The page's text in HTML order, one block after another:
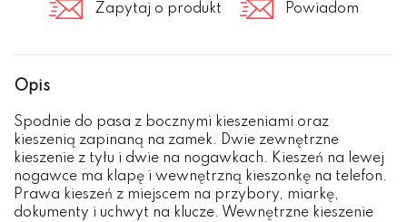
Zapytaj o produkt Powiadom
Opis
Spodnie do pasa z bocznymi kieszeniami oraz
kieszenią zapinaną na zamek. Dwie zewnętrzne
kieszenie z tyłu i dwie na nogawkach. Kieszeń na lewej
nogawce ma klapę i wewnętrzną kieszonkę na telefon.
Prawa kieszeń z miejscem na przybory, miarkę,
dokumenty i uchwyt na klucze. Wewnętrzne kieszenie